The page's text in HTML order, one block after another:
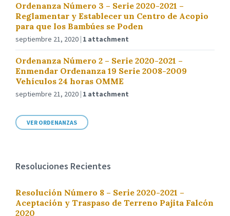
Ordenanza Número 3 – Serie 2020-2021 –
Reglamentar y Establecer un Centro de Acopio
para que los Bambúes se Poden
septiembre 21, 2020 1 attachment
Ordenanza Número 2 – Serie 2020-2021 –
Enmendar Ordenanza 19 Serie 2008-2009
Vehículos 24 horas OMME
septiembre 21, 2020 1 attachment
VER ORDENANZAS
Resoluciones Recientes
Resolución Número 8 – Serie 2020-2021 –
Aceptación y Traspaso de Terreno Pajita Falcón
2020